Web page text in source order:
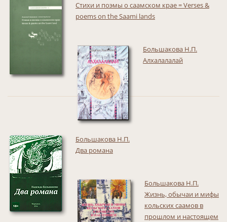
Стихи и поэмы о саамском крае = Verses &
poems on the Saami lands
Большакова Н.П.
Алхалалалай
Большакова Н.П.
Два романа
Большакова Н.П.
Жизнь, обычаи и мифы
кольских саамов в
прошлом и настоящем